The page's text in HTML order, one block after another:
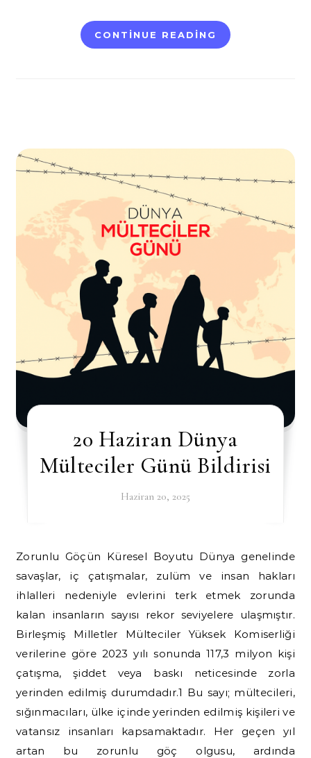
CONTINUE READING
20 Haziran Dünya
Mülteciler Günü Bildirisi
Haziran 20, 2025
Zorunlu Göçün Küresel Boyutu Dünya genelinde
savaşlar, iç çatışmalar, zulüm ve insan hakları
ihlalleri nedeniyle evlerini terk etmek zorunda
kalan insanların sayısı rekor seviyelere ulaşmıştır.
Birleşmiş Milletler Mülteciler Yüksek Komiserliği
verilerine göre 2023 yılı sonunda 117,3 milyon kişi
çatışma, şiddet veya baskı neticesinde zorla
yerinden edilmiş durumdadır.1 Bu sayı; mültecileri,
sığınmacıları, ülke içinde yerinden edilmiş kişileri ve
vatansız insanları kapsamaktadır. Her geçen yıl
artan bu zorunlu göç olgusu, ardında